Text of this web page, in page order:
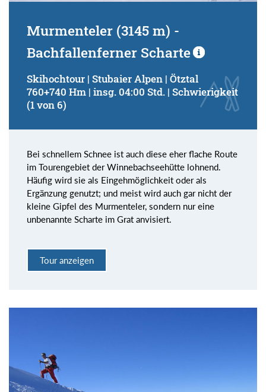
Murmenteler (3145 m) -
Bachfallenferner Scharte
Skihochtour | Stubaier Alpen | Ötztal
760+740 Hm | insg. 04:00 Std. | Schwierigkeit
(1 von 6)
Bei schnellem Schnee ist auch diese eher flache Route
im Tourengebiet der Winnebachseehütte lohnend.
Häufig wird sie als Eingehmöglichkeit oder als
Ergänzung genutzt; und meist wird auch gar nicht der
kleine Gipfel des Murmenteler, sondern nur eine
unbenannte Scharte im Grat anvisiert.
Tour anzeigen